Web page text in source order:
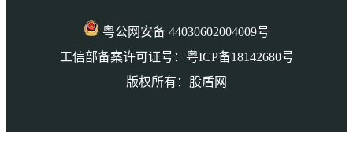
粤公网安备 44030602004009号
工信部备案许可证号：粤ICP备18142680号
版权所有：股盾网